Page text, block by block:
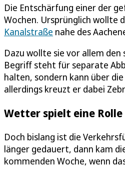
Die Entschärfung einer der
Wochen. Ursprünglich wollte
Kanalstraße nahe des
Dazu wollte sie vor allem den
Begriff steht für separate
halten, sondern kann über
allerdings kreuzt er dabei
Wetter spielt eine
Doch bislang ist die
länger gedauert, dann kam
kommenden Woche, wenn